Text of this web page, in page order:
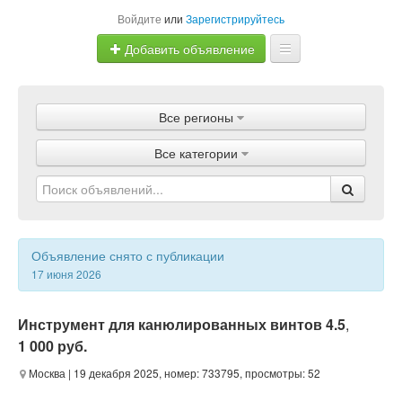
Войдите или Зарегистрируйтесь
Добавить объявление
Объявления
Магазины
Услуги
Статьи
Все регионы
Все категории
Объявление снято с публикации
17 июня 2026
Инструмент для канюлированных винтов 4.5,
1 000 руб.
Москва | 19 декабря 2025, номер: 733795, просмотры: 52